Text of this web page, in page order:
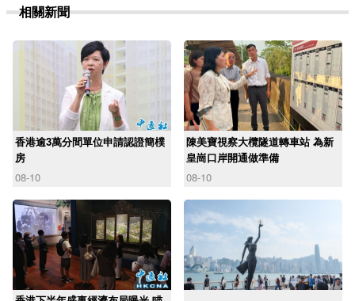
相關新聞
香港逾3萬分間單位申請認證簡樸
房
08-10
陳美寶視察大欖隧道轉車站 為新
皇崗口岸開通做準備
08-10